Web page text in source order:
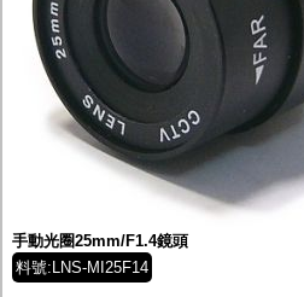
手動光圈25mm/F1.4鏡頭
料號:LNS-MI25F14